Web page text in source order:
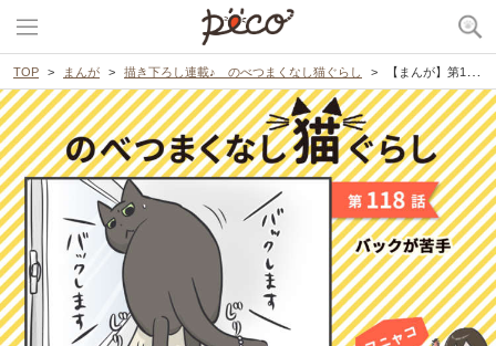
TOP まんが 描き下ろし連載♪ のべつまくなし猫ぐらし 【まんが】第118話：【バックが苦手】まんが描き下ろし連載♪ のべつまくなし猫ぐらし